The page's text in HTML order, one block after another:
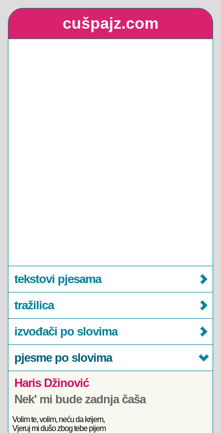
cušpajz.com
tekstovi pjesama
tražilica
izvođači po slovima
pjesme po slovima
Haris Džinović
Nek' mi bude zadnja čaša
Volim te, volim, neću da krijem,
Vjeruj mi dušo zbog tebe pijem